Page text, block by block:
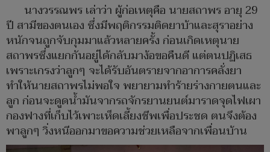
นางวรรณพร เล่าว่า ผู้ก่อเหตุคือ นายสถาพร อายุ 29
ปี สามีของตนเอง ซึ่งมีพฤติกรรมติดยาบ้าและสุราอย่าง
หนักจนถูกจับกุมมาแล้วหลายครั้ง ก่อนเกิดเหตุนาย
สถาพรซึ่งแยกกันอยู่ได้กลับมาง้อขอคืนดี แต่ตนปฏิเสธ
เพราะเกรงว่าลูกๆ จะได้รับอันตรายจากอาการคลั่งยา
ทำให้นายสถาพรไม่พอใจ พยายามทำร้ายร่างกายตนและ
ลูก ก่อนจะดูดน้ำมันจากรถจักรยานยนต์มาราดจุดไฟเผา
กองฟางที่เก็บไว้เพาะเห็ดเลี้ยงชีพเพื่อประชด ตนจึงต้อง
พาลูกๆ วิ่งหนีออกมาขอความช่วยเหลือจากเพื่อนบ้าน